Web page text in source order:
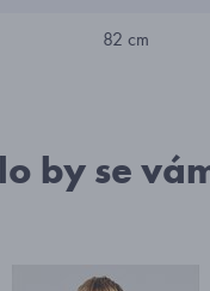
82 cm
by se